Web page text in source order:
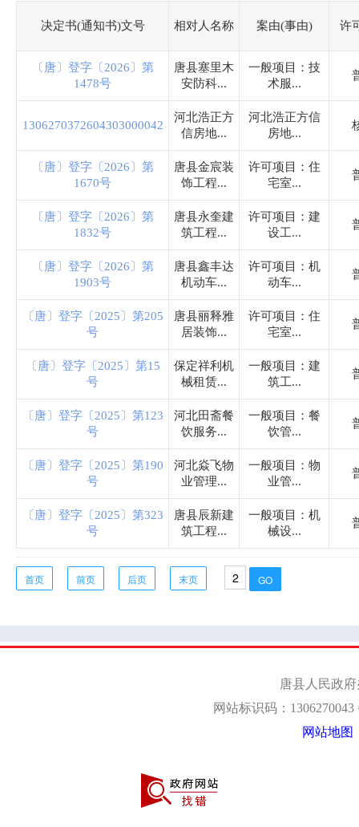
卫生健康局
统计局
司法局
水利局
市场监督管理局
商务局
农业农村局
民政局
消防救援大队
罗庄镇
迷城乡
南店头乡
齐家佐镇
决定书(通知书)文号 相对人名称 案由(事由) 许
〔唐〕登字〔2026〕第
1478号
唐县塞里木
安防科...
一般项目：技
术服...
1306270372604303000042
河北浩正方
信房地...
河北浩正方信
房地...
〔唐〕登字〔2026〕第
1670号
唐县金宸装
饰工程...
许可项目：住
宅室...
〔唐〕登字〔2026〕第
1832号
唐县永奎建
筑工程...
许可项目：建
设工...
〔唐〕登字〔2026〕第
1903号
唐县鑫丰达
机动车...
许可项目：机
动车...
〔唐〕登字〔2025〕第205
号
唐县丽释雅
居装饰...
许可项目：住
宅室...
〔唐〕登字〔2025〕第15
号
保定祥利机
械租赁...
一般项目：建
筑工...
〔唐〕登字〔2025〕第123
号
河北田斋餐
饮服务...
一般项目：餐
饮管...
〔唐〕登字〔2025〕第190
号
河北焱飞物
业管理...
一般项目：物
业管...
〔唐〕登字〔2025〕第323
号
唐县辰新建
筑工程...
一般项目：机
械设...
首页 前页 后页 末页